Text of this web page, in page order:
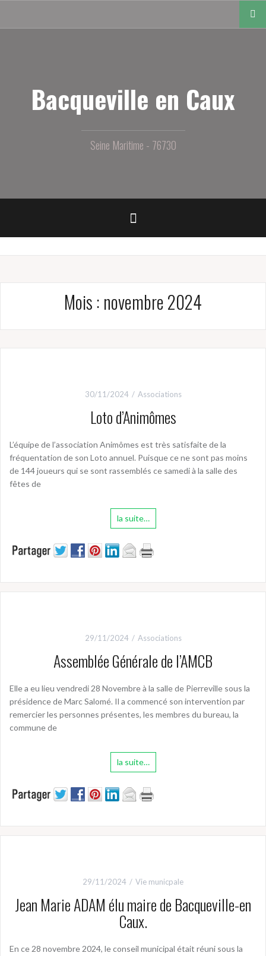
contenu
Bacqueville en Caux
Seine Maritime - 76730
Mois : novembre 2024
30/11/2024 Associations
Loto d’Animômes
L’équipe de l’association Animômes est très satisfaite de la
fréquentation de son Loto annuel. Puisque ce ne sont pas moins
de 144 joueurs qui se sont rassemblés ce samedi à la salle des
fêtes de
la suite…
29/11/2024 Associations
Assemblée Générale de l’AMCB
Elle a eu lieu vendredi 28 Novembre à la salle de Pierreville sous la
présidence de Marc Salomé. Il a commencé son intervention par
remercier les personnes présentes, les membres du bureau, la
commune de
la suite…
29/11/2024 Vie municpale
Jean Marie ADAM élu maire de Bacqueville-en
Caux.
En ce 28 novembre 2024, le conseil municipal était réuni sous la